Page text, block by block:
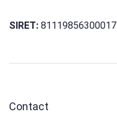
SIRET: 81119856300017
Contact